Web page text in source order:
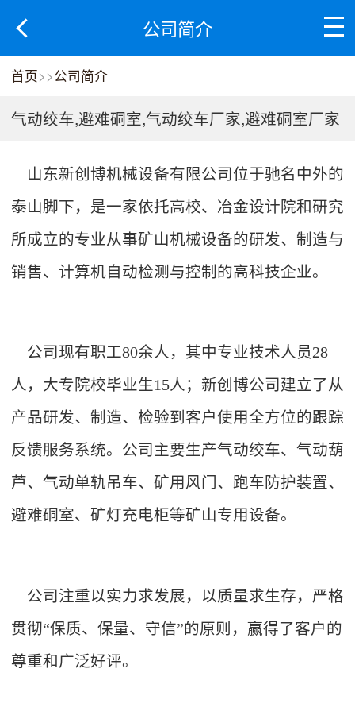
公司简介
首页>>公司简介
气动绞车,避难硐室,气动绞车厂家,避难硐室厂家
山东新创博机械设备有限公司位于驰名中外的
泰山脚下，是一家依托高校、冶金设计院和研究
所成立的专业从事矿山机械设备的研发、制造与
销售、计算机自动检测与控制的高科技企业。
公司现有职工80余人，其中专业技术人员28
人，大专院校毕业生15人；新创博公司建立了从
产品研发、制造、检验到客户使用全方位的跟踪
反馈服务系统。公司主要生产气动绞车、气动葫
芦、气动单轨吊车、矿用风门、跑车防护装置、
避难硐室、矿灯充电柜等矿山专用设备。
公司注重以实力求发展，以质量求生存，严格
贯彻“保质、保量、守信”的原则，赢得了客户的
尊重和广泛好评。